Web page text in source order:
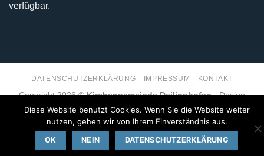
verfügbar.
DATENSCHUTZERKLÄRUNG IMPRESSUM KONTAKT
Copyright 2026 ©Kirchengemeinde Deilinghofen- Design
kleinzweidrei Kommunikationsdesign
Diese Website benutzt Cookies. Wenn Sie die Website weiter
nutzen, gehen wir von Ihrem Einverständnis aus.
OK NEIN DATENSCHUTZERKLÄRUNG